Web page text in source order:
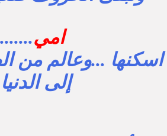
امي
اسكنها ...وعالم من
إلى